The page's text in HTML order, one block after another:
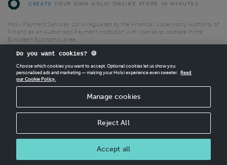
CREATE YOUR OWN HOLVI ONLINE STORE IN MINUTES.
Holvi Payment Services Ltd is regulated by the Financial Supervisory Authority of
Finland as an Authorised Payment Institution with license to operate in the
European Economic Area.
© 2026 Holvi Payment Services Ltd.
Shop Terms and Conditions
Shop privacy policy
CANCEL ORDER
Do you want cookies? 🍪
Choose which cookies you want to accept. Optional cookies let us show you
personalised ads and marketing — making your Holvi experience even sweeter.
Read
our Cookie Policy.
Manage cookies
Reject All
Accept all